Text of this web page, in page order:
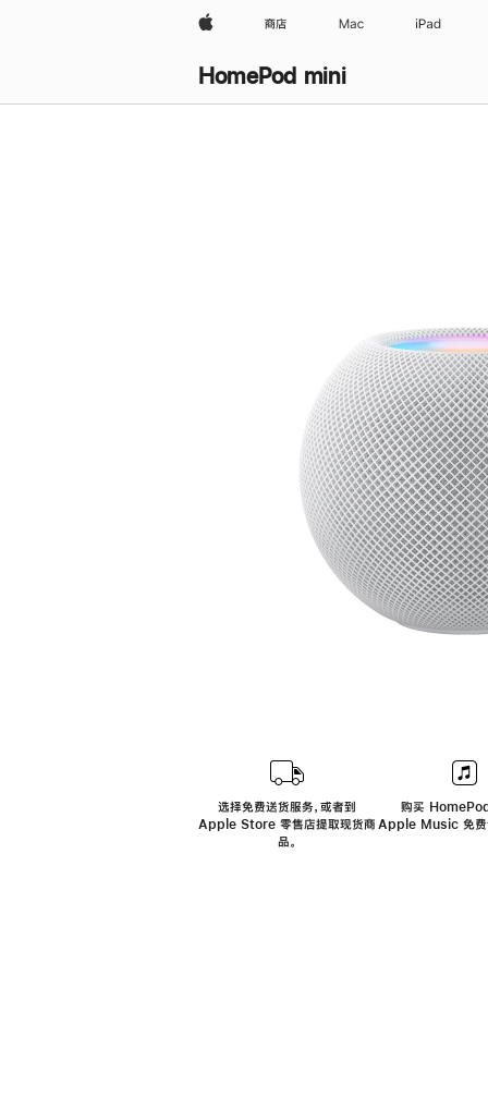
Apple 商店 Mac iPad
HomePod mini
选择免费送货服务，或者到
Apple Store 零售店提取现货商
品。
购买
Apple Music 免费